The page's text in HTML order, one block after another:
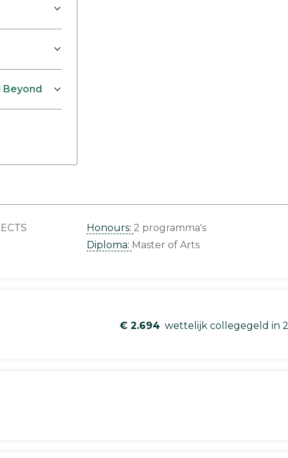
Beyond
Honours: 2 programma's
Diploma: Master of Arts
€ 2.694 wettelijk collegegeld in